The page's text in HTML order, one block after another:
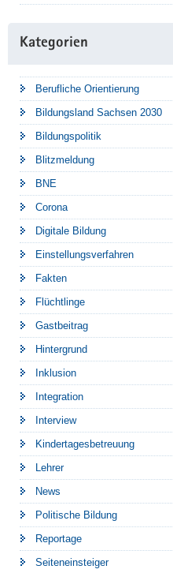
Kategorien
Berufliche Orientierung
Bildungsland Sachsen 2030
Bildungspolitik
Blitzmeldung
BNE
Corona
Digitale Bildung
Einstellungsverfahren
Fakten
Flüchtlinge
Gastbeitrag
Hintergrund
Inklusion
Integration
Interview
Kindertagesbetreuung
Lehrer
News
Politische Bildung
Reportage
Seiteneinsteiger